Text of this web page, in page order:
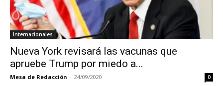
Internacionales
Nueva York revisará las vacunas que
apruebe Trump por miedo a...
Mesa de Redacción - 24/09/2020 0